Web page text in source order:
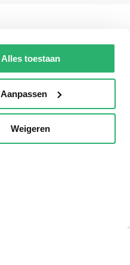
Alles toestaan
Aanpassen
Weigeren